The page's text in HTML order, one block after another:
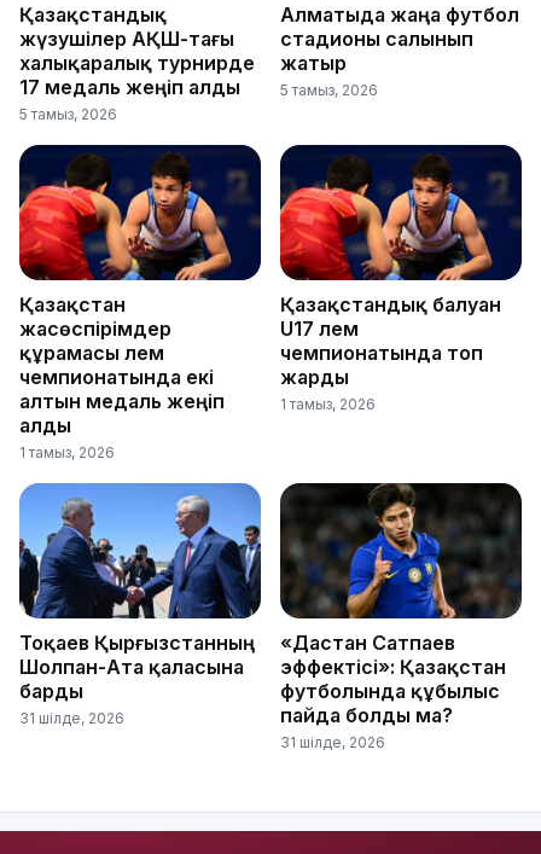
Қазақстандық
жүзушілер АҚШ-тағы
халықаралық турнирде
17 медаль жеңіп алды
5 тамыз, 2026
Алматыда жаңа футбол
стадионы салынып
жатыр
5 тамыз, 2026
Қазақстан
жасөспірімдер
құрамасы әлем
чемпионатында екі
алтын медаль жеңіп
алды
1 тамыз, 2026
Қазақстандық балуан
U17 әлем
чемпионатында топ
жарды
1 тамыз, 2026
Тоқаев Қырғызстанның
Шолпан-Ата қаласына
барды
31 шілде, 2026
«Дастан Сатпаев
эффектісі»: Қазақстан
футболында құбылыс
пайда болды ма?
31 шілде, 2026